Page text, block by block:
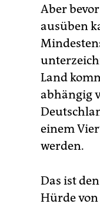
Aber
ausüben
Land
abhängig
einem
werden.
Das ist
Hürde